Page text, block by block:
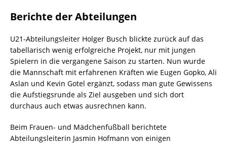
Berichte der Abteilungen
U21-Abteilungsleiter Holger Busch blickte zurück auf das
tabellarisch wenig erfolgreiche Projekt, nur mit jungen
Spielern in die vergangene Saison zu starten. Nun wurde
die Mannschaft mit erfahrenen Kräften wie Eugen Gopko, Ali
Aslan und Kevin Gotel ergänzt, sodass man gute Gewissens
die Aufstiegsrunde als Ziel ausgeben und sich dort
durchaus auch etwas ausrechnen kann.
Beim Frauen- und Mädchenfußball berichtete
Abteilungsleiterin Jasmin Hofmann von einigen